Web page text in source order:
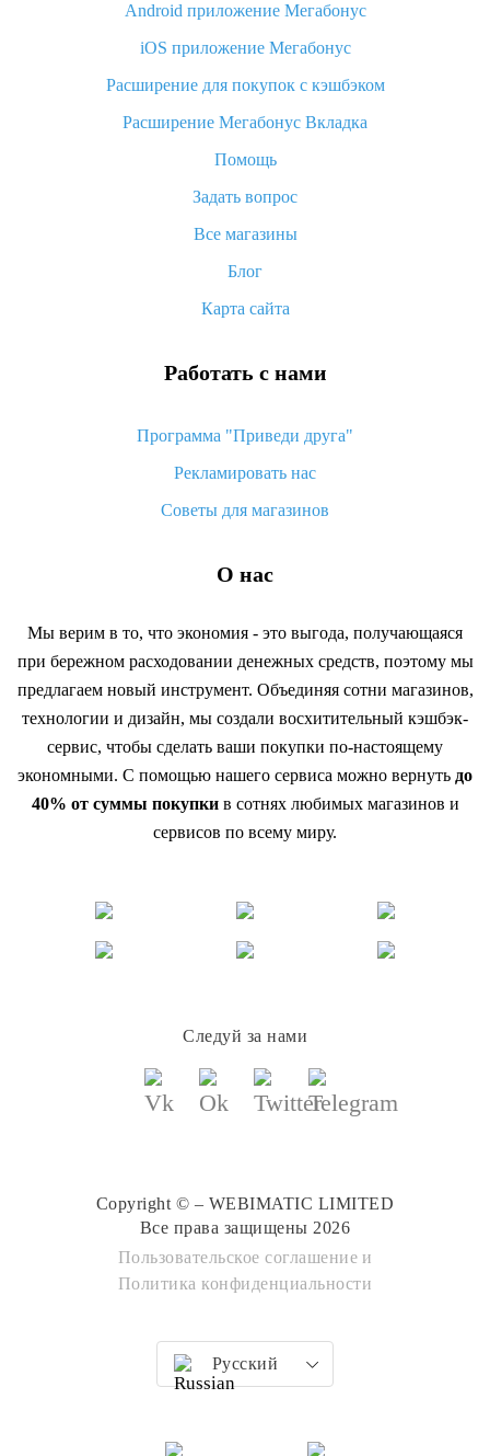
Вы отменили заказ на Алиэкспресс, когда вернут деньги?
Что такое баллы на Алиэкспресс, как их получить и
«AliExpress Standard Shipping»: что это за метод доставки и
как его отслеживать
Как покупать оптом на Алиэкспресс
Что делать, если не пришел товар с Алиэкспресс
возврата денег
Android приложение Мегабонус
iOS приложение Мегабонус
Расширение для покупок с кэшбэком
Расширение Мегабонус Вкладка
Помощь
Задать вопрос
Все магазины
Блог
Карта сайта
Работать с нами
Программа "Приведи друга"
Рекламировать нас
Советы для магазинов
О нас
Мы верим в то, что экономия - это выгода, получающаяся
при бережном расходовании денежных средств, поэтому мы
предлагаем новый инструмент. Объединяя сотни магазинов,
технологии и дизайн, мы создали восхитительный кэшбэк-
сервис, чтобы сделать ваши покупки по-настоящему
экономными. С помощью нашего сервиса можно вернуть до
40% от суммы покупкив сотнях любимых магазинов и
сервисов по всему миру.
Следуй за нами
Copyright © – WEBIMATIC LIMITED
Все права защищены 2026
Пользовательское соглашение и
Политика конфиденциальности
Русский